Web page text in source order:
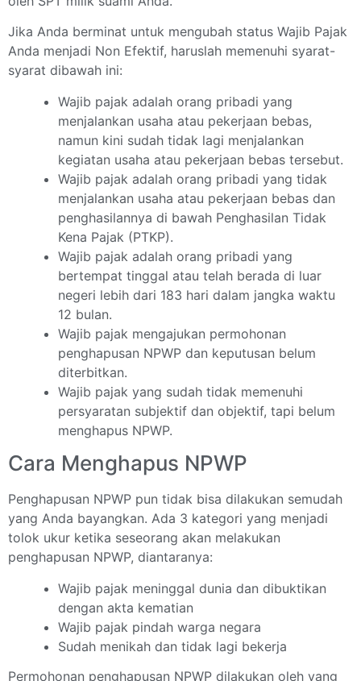
Jika Anda berminat untuk mengubah status Wajib Pajak
Anda menjadi Non Efektif, haruslah memenuhi syarat-
syarat dibawah ini:
Wajib pajak adalah orang pribadi yang
menjalankan usaha atau pekerjaan bebas,
namun kini sudah tidak lagi menjalankan
kegiatan usaha atau pekerjaan bebas tersebut.
Wajib pajak adalah orang pribadi yang tidak
menjalankan usaha atau pekerjaan bebas dan
penghasilannya di bawah Penghasilan Tidak
Kena Pajak (PTKP).
Wajib pajak adalah orang pribadi yang
bertempat tinggal atau telah berada di luar
negeri lebih dari 183 hari dalam jangka waktu
12 bulan.
Wajib pajak mengajukan permohonan
penghapusan NPWP dan keputusan belum
diterbitkan.
Wajib pajak yang sudah tidak memenuhi
persyaratan subjektif dan objektif, tapi belum
menghapus NPWP.
Cara Menghapus NPWP
Penghapusan NPWP pun tidak bisa dilakukan semudah
yang Anda bayangkan. Ada 3 kategori yang menjadi
tolok ukur ketika seseorang akan melakukan
penghapusan NPWP, diantaranya:
Wajib pajak meninggal dunia dan dibuktikan
dengan akta kematian
Wajib pajak pindah warga negara
Sudah menikah dan tidak lagi bekerja
Permohonan penghapusan NPWP dilakukan oleh yang